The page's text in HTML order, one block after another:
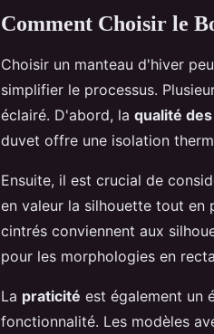
Comment Choisir le
Choisir un manteau d'hiver
simplifier le processus.
éclairé. D'abord, la qualité
duvet offre une isolation
Ensuite, il est crucial de
en valeur la silhouette tout en
cintrés conviennent aux
pour les morphologies en
La praticité est également un
fonctionnalité. Les modèles